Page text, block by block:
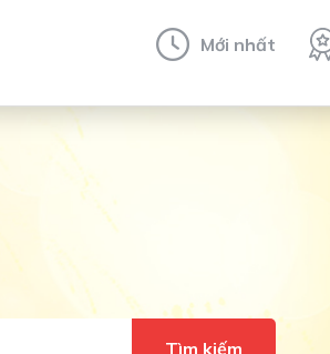
Mới nhất
Tìm kiếm